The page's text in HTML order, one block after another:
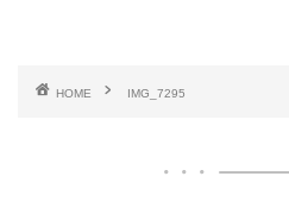
HOME IMG_7295